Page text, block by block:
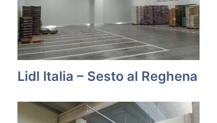
Lidl Italia – Sesto al Reghena